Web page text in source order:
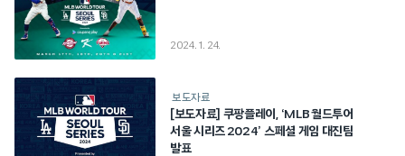
2024. 1. 24.
보도자료
[보도자료] 쿠팡플레이, ‘MLB 월드투어
서울 시리즈 2024’ 스페셜 게임 대진팀
발표